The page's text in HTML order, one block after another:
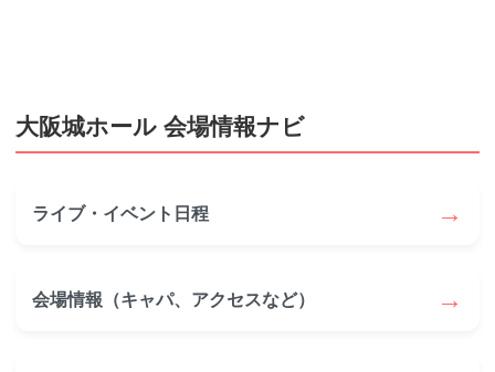
大阪城ホール 会場情報ナビ
ライブ・イベント日程 →
会場情報（キャパ、アクセスなど） →